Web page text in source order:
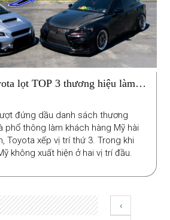
lọt TOP 3 thương hiệu làm
đứng dầu danh sách thương
phổ thông làm khách hàng Mỹ hài
Toyota xếp vị trí thứ 3. Trong khi
không xuất hiện ở hai vị trí đầu.
‹